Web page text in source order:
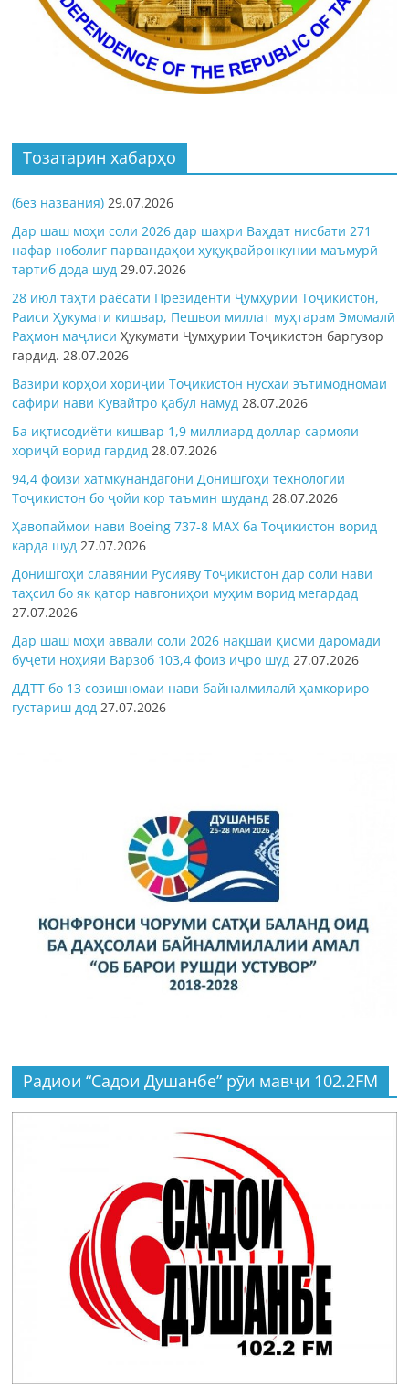
Тозатарин хабарҳо
(без названия) 29.07.2026
Дар шаш моҳи соли 2026 дар шаҳри Ваҳдат нисбати 271
нафар ноболиғ парвандаҳои ҳуқуқвайронкунии маъмурӣ
тартиб дода шуд 29.07.2026
28 июл таҳти раёсати Президенти Ҷумҳурии Тоҷикистон,
Раиси Ҳукумати кишвар, Пешвои миллат муҳтарам Эмомалӣ
Раҳмон маҷлисиҲукумати Ҷумҳурии Тоҷикистон баргузор
гардид.28.07.2026
Вазири корҳои хориҷии Тоҷикистон нусхаи эътимодномаи
сафири нави Кувайтро қабул намуд 28.07.2026
Ба иқтисодиёти кишвар 1,9 миллиард доллар сармояи
хориҷӣ ворид гардид 28.07.2026
94,4 фоизи хатмкунандагони Донишгоҳи технологии
Тоҷикистон бо ҷойи кор таъмин шуданд 28.07.2026
Ҳавопаймои нави Boeing 737-8 MAX ба Тоҷикистон ворид
карда шуд 27.07.2026
Донишгоҳи славянии Русияву Тоҷикистон дар соли нави
таҳсил бо як қатор навгониҳои муҳим ворид мегардад
27.07.2026
Дар шаш моҳи аввали соли 2026 нақшаи қисми даромади
буҷети ноҳияи Варзоб 103,4 фоиз иҷро шуд 27.07.2026
ДДТТ бо 13 созишномаи нави байналмилалӣ ҳамкориро
густариш дод 27.07.2026
Радиои “Садои Душанбе” рӯи мавҷи 102.2FM